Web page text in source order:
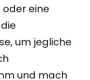
oder eine
um jegliche
und mach